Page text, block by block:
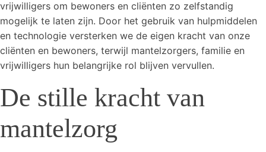
vrijwilligers om bewoners en cliënten zo zelfstandig
mogelijk te laten zijn. Door het gebruik van hulpmiddelen
en technologie versterken we de eigen kracht van onze
cliënten en bewoners, terwijl mantelzorgers, familie en
vrijwilligers hun belangrijke rol blijven vervullen.
De stille kracht van
mantelzorg